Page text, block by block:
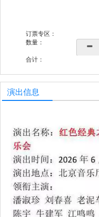
订票专区：
数量：
合计：
演出信息